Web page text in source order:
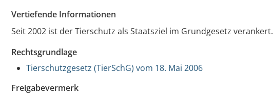
Vertiefende Informationen
Seit 2002 ist der Tierschutz als Staatsziel im Grundgesetz verankert.
Rechtsgrundlage
Tierschutzgesetz (TierSchG) vom 18. Mai 2006
Freigabevermerk